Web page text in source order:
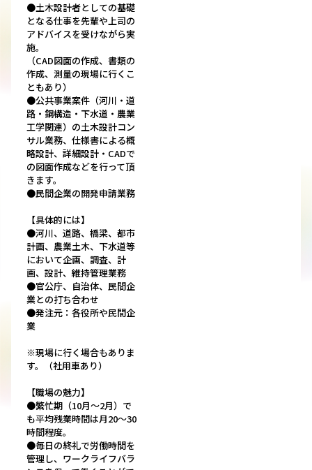
●土木設計者としての基礎
となる仕事を先輩や上司の
アドバイスを受けながら実
施。
（CAD図面の作成、書類の
作成、測量の現場に行くこ
ともあり）
●公共事業案件（河川・道
路・鋼構造・下水道・農業
工学関連）の土木設計コン
サル業務、仕様書による概
略設計、詳細設計・CADで
の図面作成などを行って頂
きます。
●民間企業の開発申請業務
【具体的には】
●河川、道路、橋梁、都市
計画、農業土木、下水道等
において企画、調査、計
画、設計、維持管理業務
●官公庁、自治体、民間企
業との打ち合わせ
●発注元：各役所や民間企
業
※現場に行く場合もありま
す。（社用車あり）
【職場の魅力】
●繁忙期（10月～2月）で
も平均残業時間は月20～30
時間程度。
●毎日の終礼で労働時間を
管理し、ワークライフバラ